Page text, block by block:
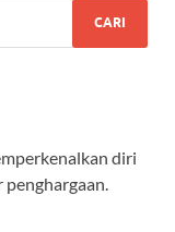
diri